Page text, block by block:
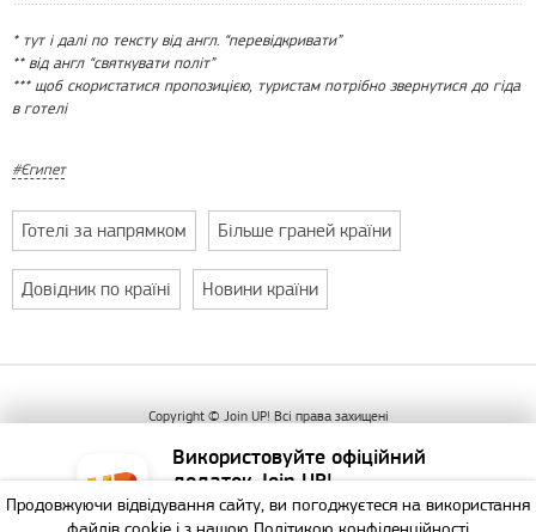
* тут і далі по тексту від англ. “перевідкривати”
** від англ “святкувати політ”
*** щоб скористатися пропозицією, туристам потрібно звернутися до гіда
в готелі
Єгипет
Готелі за напрямком Більше граней країни
Довідник по країні Новини країни
Copyright © Join UP! Всі права захищені
Продовжуючи відвідування сайту, ви погоджуєтеся на використання
Використовуйте офіційний
додаток Join UP!
Найзручніший спосіб